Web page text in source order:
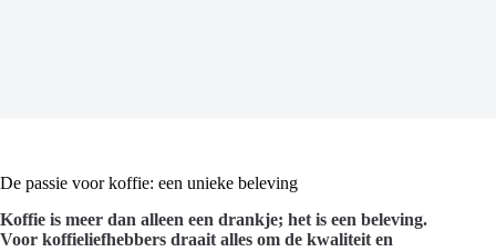
De passie voor koffie: een unieke beleving
Koffie is meer dan alleen een drankje; het is een beleving.
Voor koffieliefhebbers draait alles om de kwaliteit en